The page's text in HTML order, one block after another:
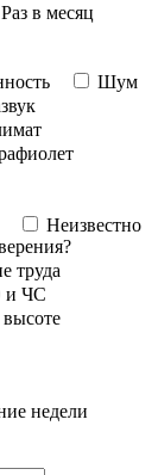
Раз в месяц
Шум
Неизвестно
труда
и ЧС
недели